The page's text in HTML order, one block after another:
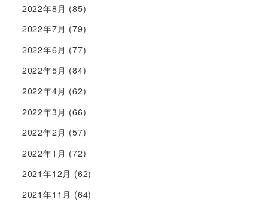
2022年8月 (85)
2022年7月 (79)
2022年6月 (77)
2022年5月 (84)
2022年4月 (62)
2022年3月 (66)
2022年2月 (57)
2022年1月 (72)
2021年12月 (62)
2021年11月 (64)